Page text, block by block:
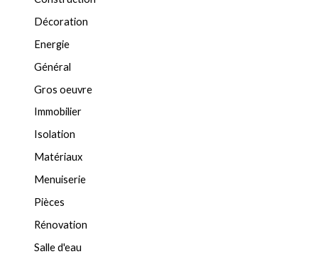
Décoration
Energie
Général
Gros oeuvre
Immobilier
Isolation
Matériaux
Menuiserie
Pièces
Rénovation
Salle d'eau